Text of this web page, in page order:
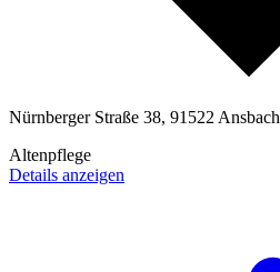
Nürnberger Straße 38, 91522 Ansbach
Altenpflege
Details anzeigen